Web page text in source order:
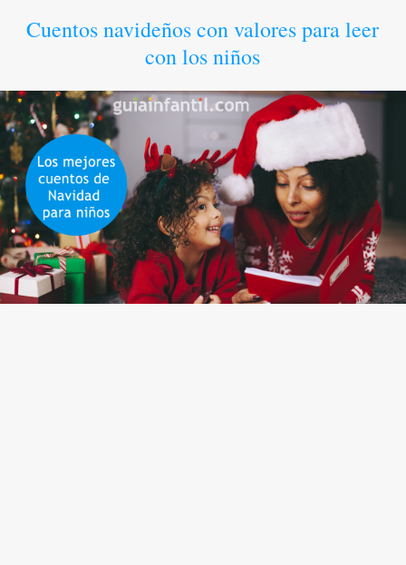
Cuentos navideños con valores para leer
con los niños